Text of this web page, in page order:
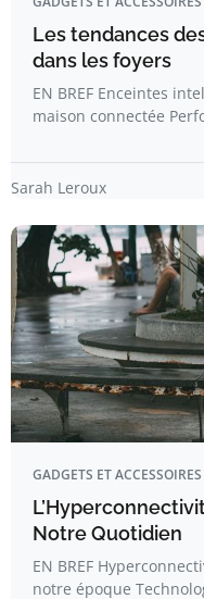
Les tendances
dans les foyers
EN BREF Enceintes
maison connectée
Sarah Leroux
GADGETS ET ACCESSOIRES
Notre Quotidien
EN BREF
notre époque